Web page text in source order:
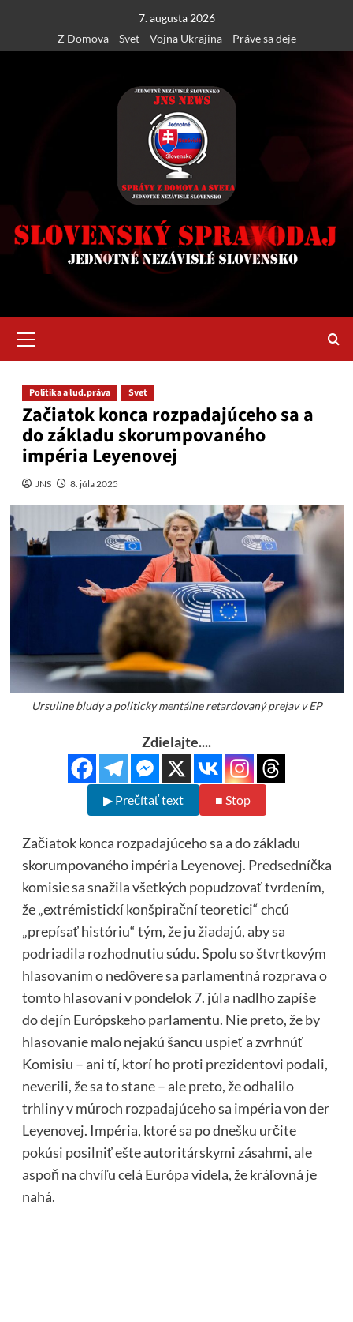
content
7. augusta 2026
Z Domova
Svet Vojna Ukrajina Práve sa deje
Menu
Politika a ľud.práva Svet
Začiatok konca rozpadajúceho sa a
do základu skorumpovaného
impéria Leyenovej
JNS 8. júla 2025
Ursuline bludy a politicky mentálne retardovaný prejav v EP
Zdielajte....
▶ Prečítať text ■ Stop
Začiatok konca rozpadajúceho sa a do základu
skorumpovaného impéria Leyenovej. Predsedníčka
komisie sa snažila všetkých popudzovať tvrdením,
že „extrémistickí konšpirační teoretici“ chcú
„prepísať históriu“ tým, že ju žiadajú, aby sa
podriadila rozhodnutiu súdu. Spolu so štvrtkovým
hlasovaním o nedôvere sa parlamentná rozprava o
tomto hlasovaní v pondelok 7. júla nadlho zapíše
do dejín Európskeho parlamentu. Nie preto, že by
hlasovanie malo nejakú šancu uspieť a zvrhnúť
Komisiu – ani tí, ktorí ho proti prezidentovi podali,
neverili, že sa to stane – ale preto, že odhalilo
trhliny v múroch rozpadajúceho sa impéria von der
Leyenovej. Impéria, ktoré sa po dnešku určite
pokúsi posilniť ešte autoritárskymi zásahmi, ale
aspoň na chvíľu celá Európa videla, že kráľovná je
nahá.